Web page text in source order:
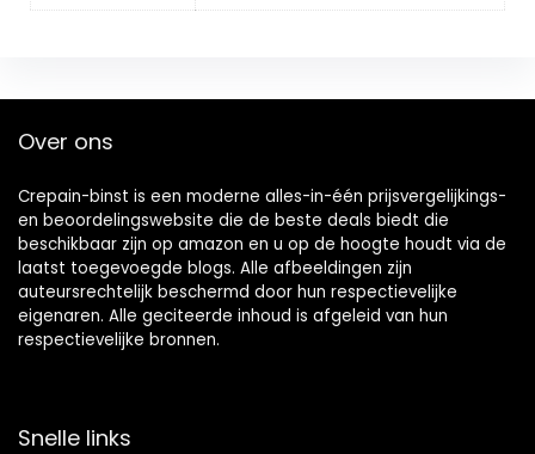
Over ons
Crepain-binst is een moderne alles-in-één prijsvergelijkings-
en beoordelingswebsite die de beste deals biedt die
beschikbaar zijn op amazon en u op de hoogte houdt via de
laatst toegevoegde blogs. Alle afbeeldingen zijn
auteursrechtelijk beschermd door hun respectievelijke
eigenaren. Alle geciteerde inhoud is afgeleid van hun
respectievelijke bronnen.
Snelle links